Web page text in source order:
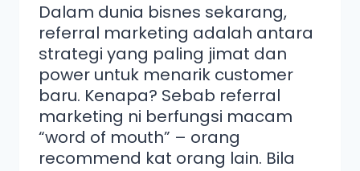
Dalam dunia bisnes sekarang,
referral marketing adalah antara
strategi yang paling jimat dan
power untuk menarik customer
baru. Kenapa? Sebab referral
marketing ni berfungsi macam
“word of mouth” – orang
recommend kat orang lain. Bila